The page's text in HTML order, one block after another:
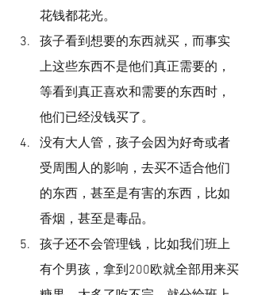
花钱都花光。
孩子看到想要的东西就买，而事实
上这些东西不是他们真正需要的，
等看到真正喜欢和需要的东西时，
他们已经没钱买了。
没有大人管，孩子会因为好奇或者
受周围人的影响，去买不适合他们
的东西，甚至是有害的东西，比如
香烟，甚至是毒品。
孩子还不会管理钱，比如我们班上
有个男孩，拿到200欧就全部用来买